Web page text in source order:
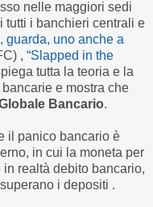
nelle maggiori sedi
tutti i banchieri centrali e
guarda, uno anche a
, “Slapped in the
tutta la teoria e la
e mostra che
Bancario.
il panico bancario è
in cui la moneta per
realtà debito bancario,
i depositi .